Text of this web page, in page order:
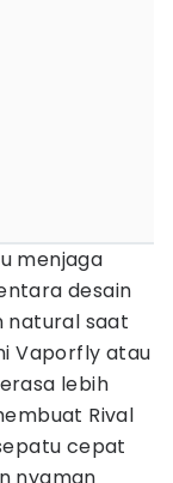
menjaga
desain
natural saat
Vaporfly atau
lebih
Rival
cepat